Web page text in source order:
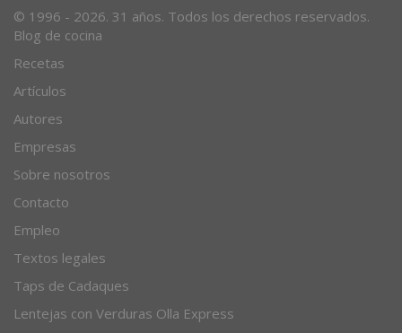
© 1996 - 2026. 31 años. Todos los derechos reservados.
Blog de cocina
Recetas
Artículos
Autores
Empresas
Sobre nosotros
Contacto
Empleo
Textos legales
Taps de Cadaques
Lentejas con Verduras Olla Express